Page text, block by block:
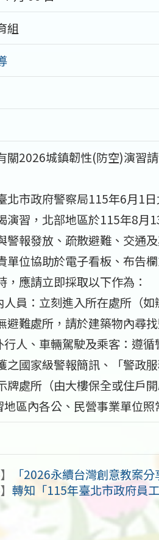
組
關2026城鎮韌性(防空)演習
北市政府警察局115年6月1
演習，北部地區於115年8月
警報發放、疏散避難、交通
單位協助於電子看板、布告
，應請立即採取以下作為：
人員：立刻進入所在處所（
避難處所，請於建築物內尋
行人、車輛駕駛及乘客：遵
之國家級警報簡訊、「警政
牌處所（由大樓保全或住戶
地區內各公、民營事業單位
「2026永續台灣創意教案
轉知「115年臺北市政府員